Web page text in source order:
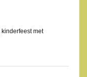
kinderfeest met